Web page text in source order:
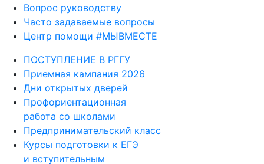
Вопрос руководству
Часто задаваемые вопросы
Центр помощи #МЫВМЕСТЕ
ПОСТУПЛЕНИЕ В РГГУ
Приемная кампания 2026
Дни открытых дверей
Профориентационная
работа со школами
Предпринимательский класс
Курсы подготовки к ЕГЭ
и вступительным